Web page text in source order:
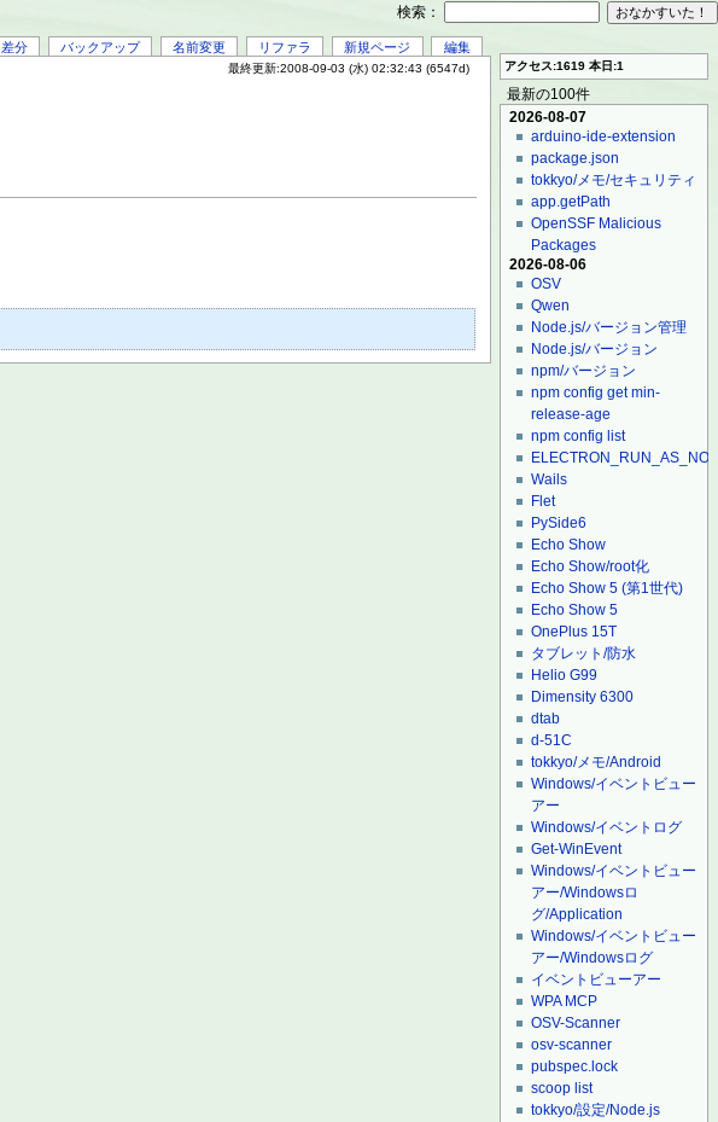
差分 バックアップ 名前変更 リファラ 新規ページ 編集
最終更新:2008-09-03 (水) 02:32:43 (6547d) アクセス:1619 本日:1
最新の100件
2026-08-07
arduino-ide-extension
package.json
tokkyo/メモ/セキュリティ
app.getPath
OpenSSF Malicious
Packages
2026-08-06
OSV
Qwen
Node.js/バージョン管理
Node.js/バージョン
npm/バージョン
npm config get min-
release-age
npm config list
Wails
Flet
PySide6
Echo Show
Echo Show/root化
Echo Show 5 (第1世代)
Echo Show 5
OnePlus 15T
タブレット/防水
Helio G99
Dimensity 6300
dtab
d-51C
tokkyo/メモ/Android
Windows/イベントビュー
アー
Windows/イベントログ
Get-WinEvent
Windows/イベントビュー
アー/Windowsロ
グ/Application
Windows/イベントビュー
アー/Windowsログ
イベントビューアー
WPA MCP
OSV-Scanner
osv-scanner
pubspec.lock
scoop list
tokkyo/設定/Node.js
検索：